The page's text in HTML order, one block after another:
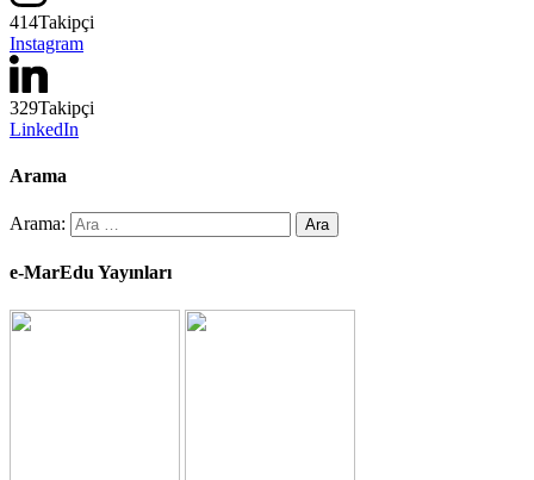
414Takipçi
Instagram
329Takipçi
LinkedIn
Arama
Arama:
e-MarEdu Yayınları